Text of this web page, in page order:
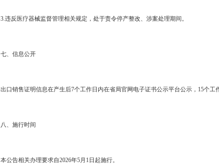
3.违反医疗器械监督管理相关规定，处于责令停产整改、涉案处理期间。
七、信息公开
出口销售证明信息在产生后7个工作日内在省局官网电子证书公示平台公示， 15个工
八、施行时间
本公告相关办理要求自2026年5月 1 日起施行。